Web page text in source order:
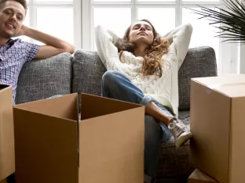
segítünk
határidővel
keres Tehertaxi rövid határidővel
helyen jár, vállalkozásunk örömmel
rövid határidővelben. Hívjon
segítünk
határidővel